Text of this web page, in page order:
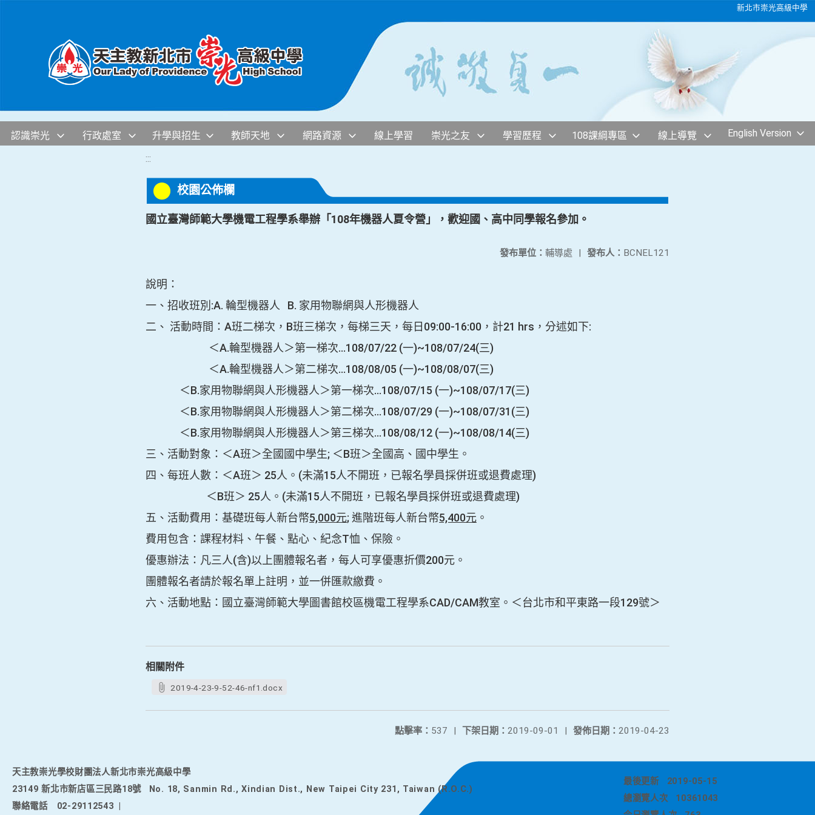
新北市崇光高級中學
認識崇光 行政處室 升學與招生 教師天地 網路資源 線上學習 崇光之友 學習歷程 108課綱專區 線上導覽 English Version
:::
校園公佈欄
國立臺灣師範大學機電工程學系舉辦「108年機器人夏令營」，歡迎國、高中同學報名參加。
發布人： BCNEL121
發布單位： 輔導處 |
說明：
一、 招收班別 :A. 輪型機器人 B. 家用物聯網與人形機器人
二、 活動時間：A班二梯次，B班三梯次，每梯三天，每日09:00-16:00，計21 hrs，分述如下:
＜A.輪型機器人＞第一梯次…108/07/22 (一)~108/07/24(三)
＜A.輪型機器人＞第二梯次…108/08/05 (一)~108/08/07(三)
＜B.家用物聯網與人形機器人＞第一梯次…108/07/15 (一)~108/07/17(三)
＜B.家用物聯網與人形機器人＞第二梯次…108/07/29 (一)~108/07/31(三)
＜B.家用物聯網與人形機器人＞第三梯次…108/08/12 (一)~108/08/14(三)
三、活動對象：＜A班＞全國國中學生; ＜B班＞全國高、國中學生。
四、每班人數：＜A班＞ 25人。(未滿15人不開班，已報名學員採併班或退費處理)
＜B班＞ 25人。(未滿15人不開班，已報名學員採併班或退費處理)
五、活動費用：基礎班每人新台幣5,000元; 進階班每人新台幣5,400元 。
費用包含：課程材料、午餐、點心、紀念T恤、保險。
優惠辦法：凡三人(含)以上團體報名者，每人可享優惠折價200元。
團體報名者請於報名單上註明，並一併匯款繳費。
六、活動地點：國立臺灣師範大學圖書館校區機電工程學系CAD/CAM教室。＜台北市和平東路一段129號＞
相關附件
2019-4-23-9-52-46-nf1.docx
發佈日期： 2019-04-23
下架日期： 2019-09-01 |
點擊率： 537 |
天主教崇光學校財團法人新北市崇光高級中學
23149 新北市新店區三民路18號
No. 18, Sanmin Rd., Xindian Dist., New Taipei City 231, Taiwan (R.O.C.)
聯絡電話
02-29112543
最後更新
2019-05-15
總瀏覽人次
10361043